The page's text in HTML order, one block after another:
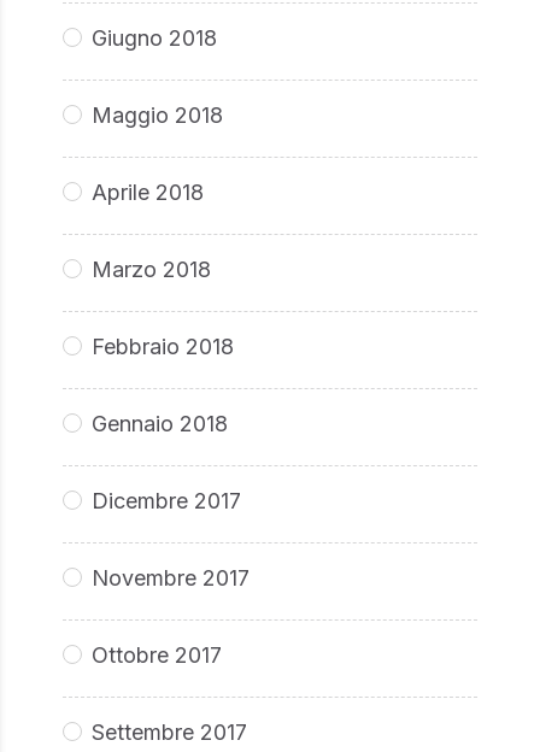
Giugno 2018
Maggio 2018
Aprile 2018
Marzo 2018
Febbraio 2018
Gennaio 2018
Dicembre 2017
Novembre 2017
Ottobre 2017
Settembre 2017